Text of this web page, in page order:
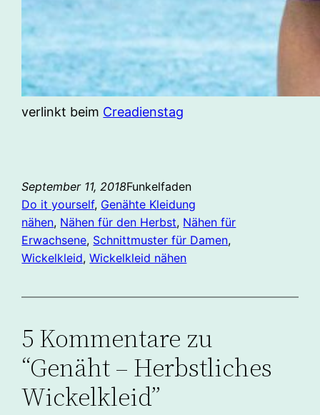
verlinkt beim Creadienstag
September 11, 2018Funkelfaden
Do it yourself, Genähte Kleidung
nähen, Nähen für den Herbst, Nähen für
Erwachsene, Schnittmuster für Damen
Wickelkleid, Wickelkleid nähen
5 Kommentare zu
“Genäht – Herbstliches
Wickelkleid”